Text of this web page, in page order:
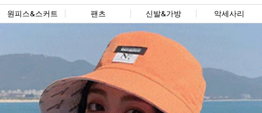
원피스&스커트 팬츠 신발&가방 악세사리